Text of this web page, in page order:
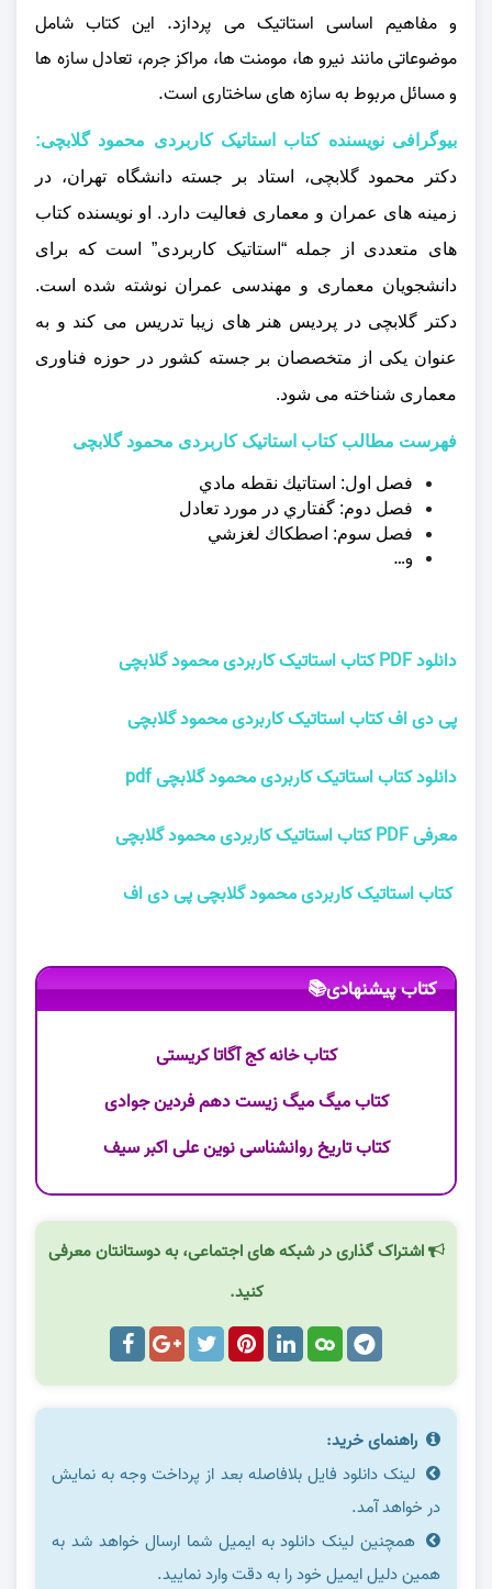
و مفاهیم اساسی استاتیک می‌ پردازد. این کتاب شامل
موضوعاتی مانند نیرو ها، مومنت‌ ها، مراکز جرم، تعادل سازه‌ ها
و مسائل مربوط به سازه‌ های ساختاری است.
بیوگرافی نویسنده کتاب استاتیک کاربردی محمود گلابچی:
دکتر محمود گلابچی، استاد بر جسته دانشگاه تهران، در
زمینه‌ های عمران و معماری فعالیت دارد. او نویسنده کتاب‌
های متعددی از جمله “استاتیک کاربردی” است که برای
دانشجویان معماری و مهندسی عمران نوشته شده است.
دکتر گلابچی در پردیس هنر های زیبا تدریس می‌ کند و به
عنوان یکی از متخصصان بر جسته کشور در حوزه فناوری
معماری شناخته می‌ شود.
فهرست مطالب کتاب استاتیک کاربردی محمود گلابچی
فصل اول: استاتيك نقطه مادي
فصل دوم: گفتاري در مورد تعادل
فصل سوم: اصطكاك لغزشي
و…
دانلود PDF کتاب استاتیک کاربردی محمود گلابچی
پی دی اف کتاب استاتیک کاربردی محمود گلابچی
دانلود کتاب استاتیک کاربردی محمود گلابچی pdf
معرفی PDF کتاب استاتیک کاربردی محمود گلابچی
کتاب استاتیک کاربردی محمود گلابچی پی دی اف
کتاب پیشنهادی📚
کتاب خانه کج آگاتا کریستی
کتاب میگ میگ زیست دهم فردین جوادی
کتاب تاریخ روانشناسی نوین علی اکبر سیف
اشتراک گذاری در شبکه های اجتماعی، به دوستانتان معرفی
کنید.
راهنمای خرید:
لینک دانلود فایل بلافاصله بعد از پرداخت وجه به نمایش
در خواهد آمد.
همچنین لینک دانلود به ایمیل شما ارسال خواهد شد به
همین دلیل ایمیل خود را به دقت وارد نمایید.